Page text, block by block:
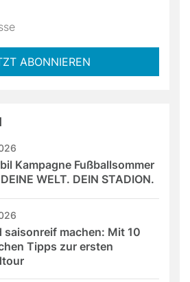
ABONNIEREN
Kampagne Fußballsommer
WELT. DEIN STADION.
saisonreif machen: Mit 10
Tipps zur ersten